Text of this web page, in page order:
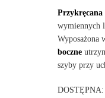
Przykręcana
wymiennych
Wyposażona
boczne
szyby przy
DOSTĘPNA: